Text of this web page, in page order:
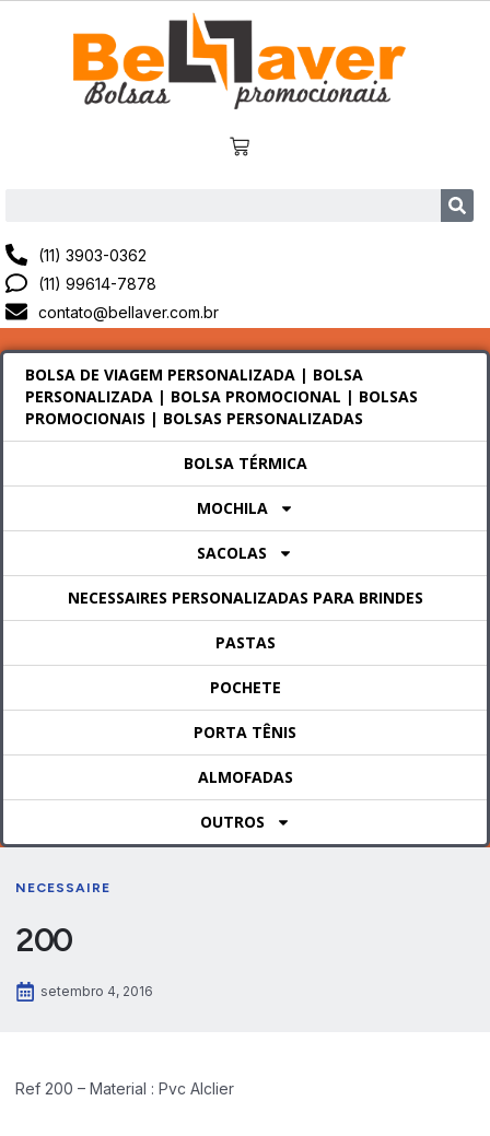
(11) 3903-0362
(11) 99614-7878
contato@bellaver.com.br
BOLSA DE VIAGEM PERSONALIZADA | BOLSA
PERSONALIZADA | BOLSA PROMOCIONAL | BOLSAS
PROMOCIONAIS | BOLSAS PERSONALIZADAS
BOLSA TÉRMICA
MOCHILA
SACOLAS
NECESSAIRES PERSONALIZADAS PARA BRINDES
PASTAS
POCHETE
PORTA TÊNIS
ALMOFADAS
OUTROS
NECESSAIRE
200
setembro 4, 2016
Ref 200 – Material : Pvc Alclier